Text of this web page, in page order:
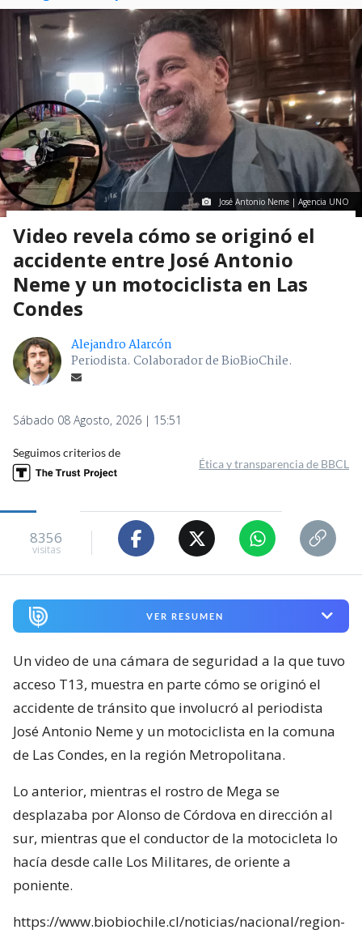
José Antonio Neme | Agencia UNO
Video revela cómo se originó el
accidente entre José Antonio
Neme y un motociclista en Las
Condes
Alejandro Alarcón
Periodista. Colaborador de BioBioChile.
Sábado 08 Agosto, 2026 | 15:51
Seguimos criterios de
Ética y transparencia de BBCL
8356
visitas
VER RESUMEN
Un video de una cámara de seguridad a la que tuvo
acceso T13, muestra en parte cómo se originó el
accidente de tránsito que involucró al periodista
José Antonio Neme y un motociclista en la comuna
de Las Condes, en la región Metropolitana.
Lo anterior, mientras el rostro de Mega se
desplazaba por Alonso de Córdova en dirección al
sur, mientras que el conductor de la motocicleta lo
hacía desde calle Los Militares, de oriente a
poniente.
https://www.biobiochile.cl/noticias/nacional/region-